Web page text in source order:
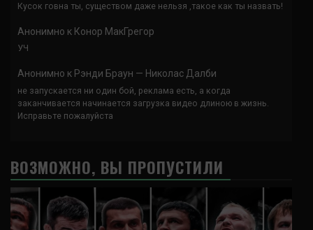
Кусок говна ты, существом даже нельзя ,такое как ты назвать!
Анонимно к Конор МакГрегор
УЧ
Анонимно к Рэнди Браун — Николас Далби
не запускается ни один бой, реклама есть, а когда
заканчивается начинается загрузка видео длиною в жизнь.
Исправьте пожалуйста
ВОЗМОЖНО, ВЫ ПРОПУСТИЛИ